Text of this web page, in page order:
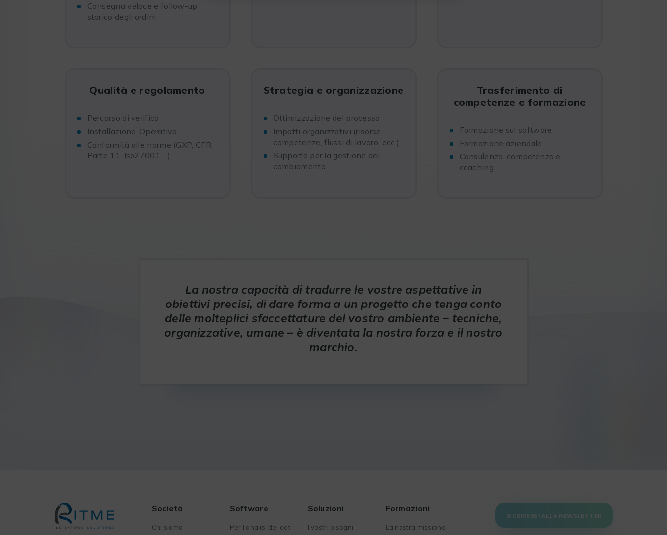
Consegna veloce e follow-up
storico degli ordini
Qualità e regolamento
Percorso di verifica
Installazione, Operativo
Conformità alle norme (GXP, CFR
Parte 11, Iso27001,…)
Strategia e organizzazione
Ottimizzazione del processo
Impatti organizzativi (risorse,
competenze, flussi di lavoro, ecc.)
Supporto per la gestione del
cambiamento
Trasferimento di
competenze e formazione
Formazione sul software
Formazione aziendale
Consulenza, competenza e
coaching
La nostra capacità di tradurre le vostre aspettative in
obiettivi precisi, di dare forma a un progetto che tenga conto
delle molteplici sfaccettature del vostro ambiente – tecniche,
organizzative, umane – è diventata la nostra forza e il nostro
marchio.
Società
Chi siamo
Software
Per l’analisi dei dati
Soluzioni
I vostri bisogni
Formazioni
La nostra missione
ISCRIVERSI ALLA NEWSLETTER